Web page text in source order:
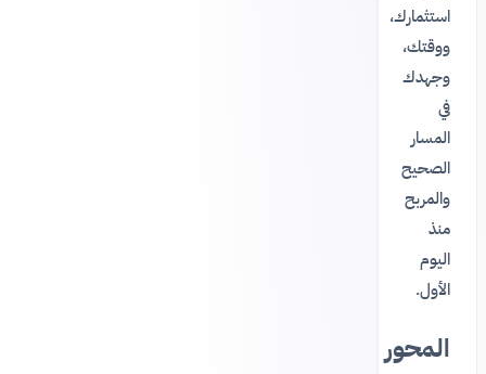
استثمارك،
ووقتك،
وجهدك
في
المسار
الصحيح
والمربح
منذ
اليوم
الأول.
المحور